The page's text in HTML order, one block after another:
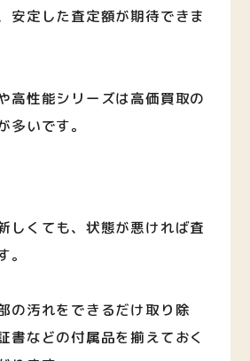
安定した査定額が期待できま
高性能シリーズは高価買取の
多いです。
しくても、状態が悪ければ査
の汚れをできるだけ取り除
書などの付属品を揃えておく